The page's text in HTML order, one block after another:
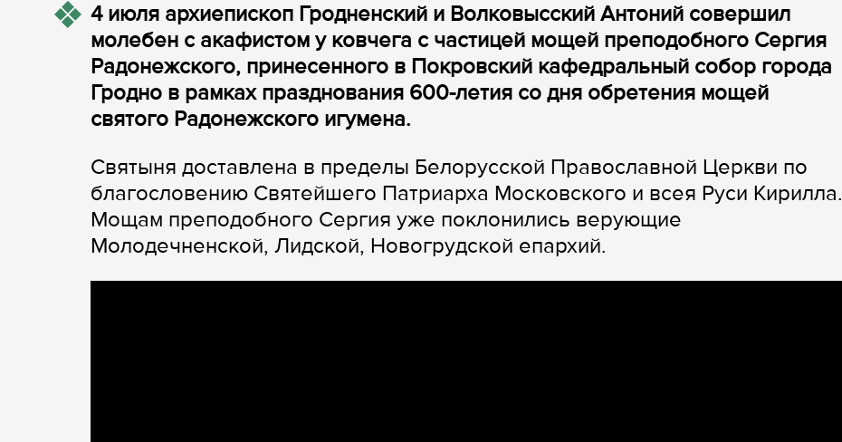
4 июля архиепископ Гродненский и Волковысский Антоний совершил
молебен с акафистом у ковчега с частицей мощей преподобного Сергия
Радонежского, принесенного в Покровский кафедральный собор города
Гродно в рамках празднования 600-летия со дня обретения мощей
святого Радонежского игумена.
Святыня доставлена в пределы Белорусской Православной Церкви по
благословению Святейшего Патриарха Московского и всея Руси Кирилла.
Мощам преподобного Сергия уже поклонились верующие
Молодечненской, Лидской, Новогрудской епархий.